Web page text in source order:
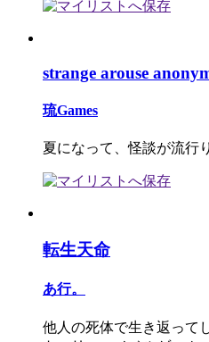
strange arouse
琉Games
夏になって、怪談が流
転生天命
あ行。
他人の死体で生き返って